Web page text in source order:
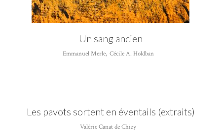
Un sang ancien
Emmanuel Merle, Cécile A. Holdban
Les pavots sortent en éventails (extraits)
Valérie Canat de Chizy